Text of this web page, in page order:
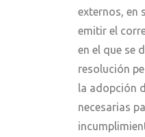
externos, en
emitir el
en el que se
resolución
la adopción
necesarias